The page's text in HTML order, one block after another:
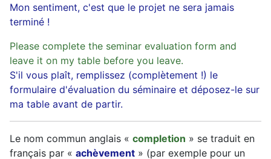
Mon sentiment, c'est que le projet ne sera jamais
terminé !
Please complete the seminar evaluation form and
leave it on my table before you leave.
S'il vous plaît, remplissez (complètement !) le
formulaire d'évaluation du séminaire et déposez-le sur
ma table avant de partir.
Le nom commun anglais « completion » se traduit en
français par « achèvement » (par exemple pour un